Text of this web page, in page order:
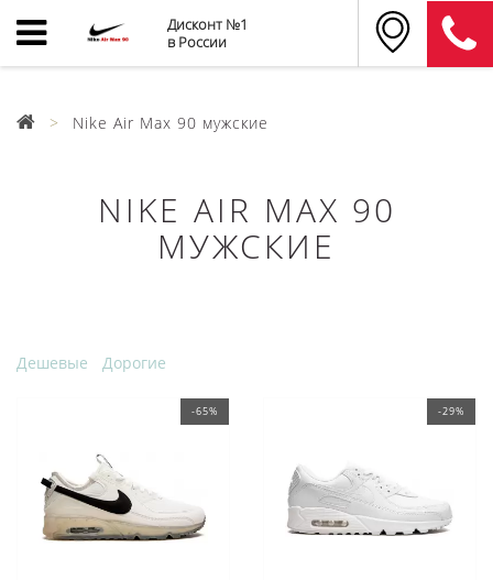
Дисконт №1
в России
Nike Air Max 90 мужские
NIKE AIR MAX 90
МУЖСКИЕ
Дешевые Дорогие
-65% -29%